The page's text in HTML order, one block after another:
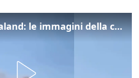
Incendio a Gardaland: le immagini della colonna di fumo